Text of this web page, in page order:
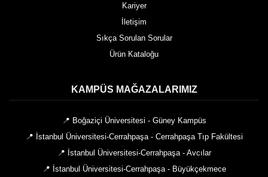
Kariyer
İletişim
Sıkça Sorulan Sorular
Ürün Kataloğu
KAMPÜS MAĞAZALARIMIZ
📍 Boğaziçi Üniversitesi - Güney Kampüs
📍 İstanbul Üniversitesi-Cerrahpaşa - Cerrahpaşa Tıp Fakültesi
📍 İstanbul Üniversitesi-Cerrahpaşa - Avcılar
📍 İstanbul Üniversitesi-Cerrahpaşa - Büyükçekmece